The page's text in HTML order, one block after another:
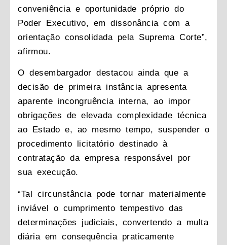
conveniência e oportunidade próprio do
Poder Executivo, em dissonância com a
orientação consolidada pela Suprema Corte”,
afirmou.
O desembargador destacou ainda que a
decisão de primeira instância apresenta
aparente incongruência interna, ao impor
obrigações de elevada complexidade técnica
ao Estado e, ao mesmo tempo, suspender o
procedimento licitatório destinado à
contratação da empresa responsável por
sua execução.
“Tal circunstância pode tornar materialmente
inviável o cumprimento tempestivo das
determinações judiciais, convertendo a multa
diária em consequência praticamente